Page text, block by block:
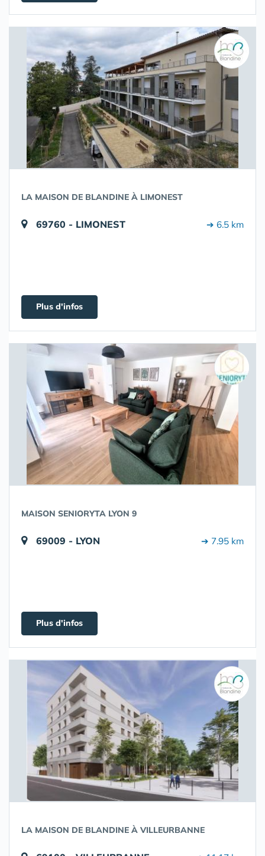
LA MAISON DE BLANDINE À LIMONEST
69760 - LIMONEST ➔ 6.5 km
Plus d'infos
MAISON SENIORYTA LYON 9
69009 - LYON ➔ 7.95 km
Plus d'infos
LA MAISON DE BLANDINE À VILLEURBANNE